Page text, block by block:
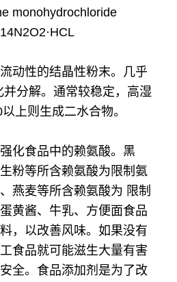
monohydrochloride
动性的结晶性粉末。几乎
分解。通常较稳定，高湿
上则生成二水合物。
化食品中的赖氨酸。黑
粉等所含赖氨酸为限制氨
燕麦等所含赖氨酸为 限制
黄酱、牛乳、方便面食品
，以改善风味。如果没有
食品就可能滋生大量有害
全。食品添加剂是为了改